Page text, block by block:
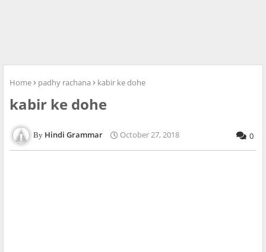
Home padhy rachana kabir ke dohe
kabir ke dohe
Hindi Grammar October 27, 2018 0